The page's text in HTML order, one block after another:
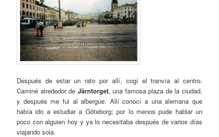
Después de estar un rato por allí, cogí el tranvía al centro.
Caminé alrededor de Järntorget, una famosa plaza de la ciudad,
y después me fui al albergue. Allí conocí a una alemana que
había ido a estudiar a Göteborg; por lo menos pude hablar un
poco con alguien hoy y ya lo necesitaba después de varios días
viajando sola.